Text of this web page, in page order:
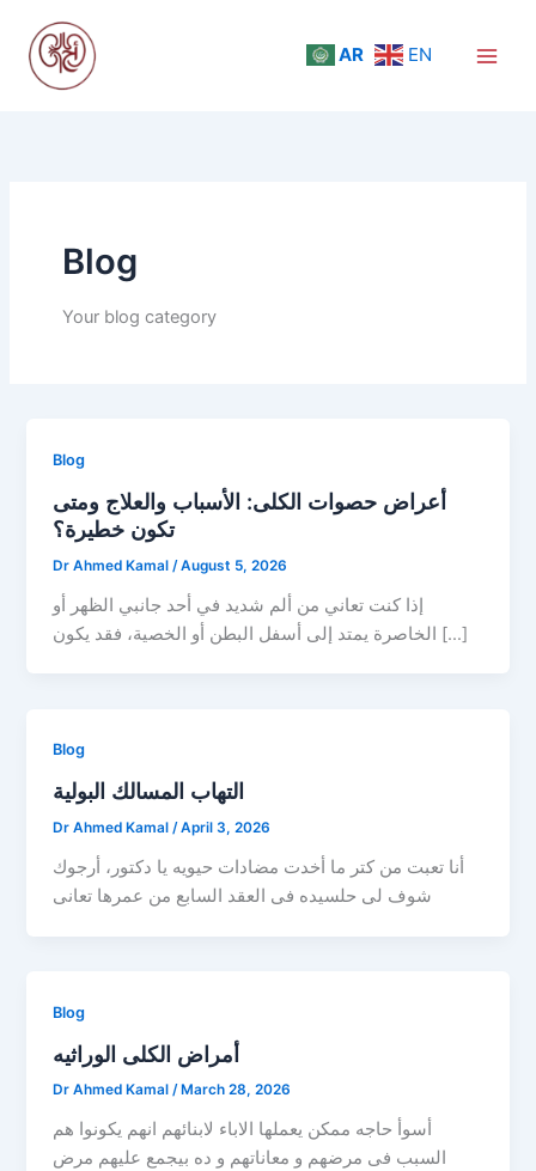
content
AR EN
Blog
Your blog category
Blog
أعراض حصوات الكلى: الأسباب والعلاج ومتى
تكون خطيرة؟
Dr Ahmed Kamal /August 5, 2026
إذا كنت تعاني من ألم شديد في أحد جانبي الظهر أو
الخاصرة يمتد إلى أسفل البطن أو الخصية، فقد يكون […]
Blog
التهاب المسالك البولية
Dr Ahmed Kamal/April 3, 2026
أنا تعبت من كتر ما أخدت مضادات حيويه يا دكتور، أرجوك
شوف لى حلسيده فى العقد السابع من عمرها تعانى
Blog
أمراض الكلى الوراثيه
Dr Ahmed Kamal/ March 28, 2026
أسوأ حاجه ممكن يعملها الاباء لابنائهم انهم يكونوا هم
السبب فى مرضهم و معاناتهم و ده بيجمع عليهم مرض